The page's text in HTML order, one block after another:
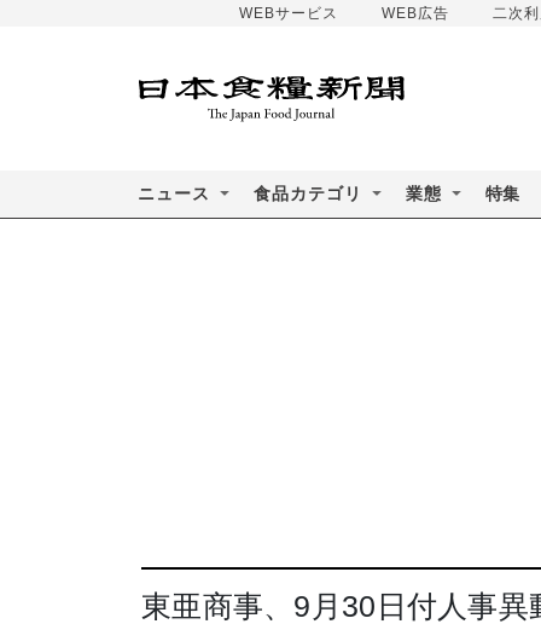
WEBサービス WEB広告 二次
ニュース 食品カテゴリ 業態 特集
東亜商事、9月30日付人事異